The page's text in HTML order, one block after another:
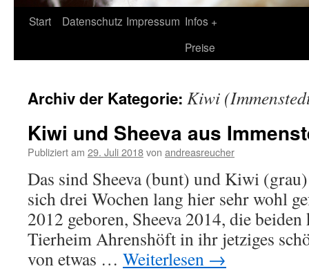
Zum
Start Datenschutz Impressum Infos +
Preise
Archiv der Kategorie: Kiwi
Kiwi und Sheeva aus
Publiziert am 29. Juli 2018von andreasreucher
Das sind Sheeva (bunt) und Kiwi
sich drei Wochen lang hier sehr wohl
2012 geboren, Sheeva 2014, die beiden
Tierheim Ahrenshöft in ihr jetziges
von etwas … Weiterlesen →